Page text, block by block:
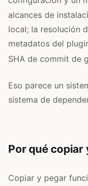
alcances de
local; la resolución
metadatos del
SHA de commit de
Eso parece un
sistema de
Por qué copiar
Copiar y pegar